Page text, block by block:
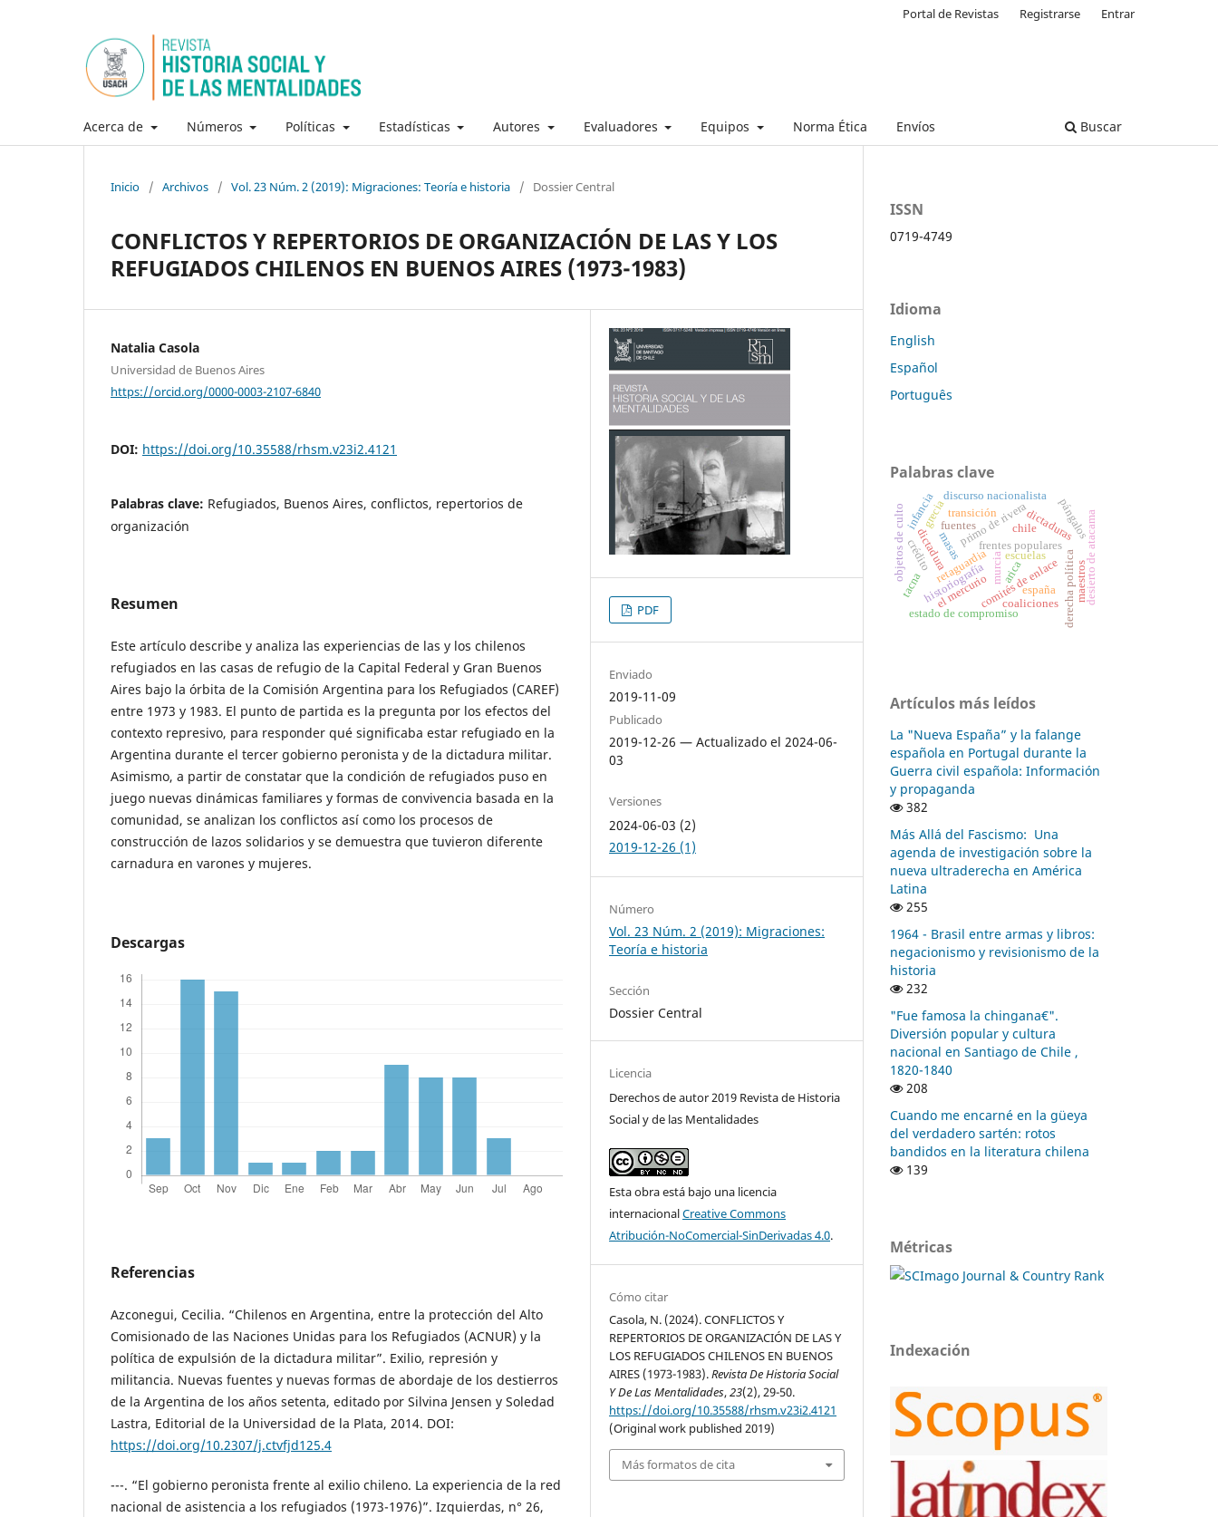
Acerca de Números Políticas Estadísticas Autores Evaluadores Equipos Norma Ética Envíos Buscar
Portal de Revistas Registrarse Entrar
Inicio / Archivos / Vol. 23 Núm. 2 (2019): Migraciones: Teoría e historia / Dossier Central
CONFLICTOS Y REPERTORIOS DE ORGANIZACIÓN DE LAS Y LOS
REFUGIADOS CHILENOS EN BUENOS AIRES (1973-1983)
Natalia Casola
Universidad de Buenos Aires
https://orcid.org/0000-0003-2107-6840
DOI: https://doi.org/10.35588/rhsm.v23i2.4121
Palabras clave: Refugiados, Buenos Aires, conflictos, repertorios de
organización
Resumen
Este artículo describe y analiza las experiencias de las y los chilenos
refugiados en las casas de refugio de la Capital Federal y Gran Buenos
Aires bajo la órbita de la Comisión Argentina para los Refugiados (CAREF)
entre 1973 y 1983. El punto de partida es la pregunta por los efectos del
contexto represivo, para responder qué significaba estar refugiado en la
Argentina durante el tercer gobierno peronista y de la dictadura militar.
Asimismo, a partir de constatar que la condición de refugiados puso en
juego nuevas dinámicas familiares y formas de convivencia basada en la
comunidad, se analizan los conflictos así como los procesos de
construcción de lazos solidarios y se demuestra que tuvieron diferente
carnadura en varones y mujeres.
Descargas
Referencias
Azconegui, Cecilia. “Chilenos en Argentina, entre la protección del Alto
Comisionado de las Naciones Unidas para los Refugiados (ACNUR) y la
política de expulsión de la dictadura militar”. Exilio, represión y
militancia. Nuevas fuentes y nuevas formas de abordaje de los destierros
de la Argentina de los años setenta, editado por Silvina Jensen y Soledad
Lastra, Editorial de la Universidad de la Plata, 2014. DOI:
https://doi.org/10.2307/j.ctvfjd125.4
---. “El gobierno peronista frente al exilio chileno. La experiencia de la red
nacional de asistencia a los refugiados (1973-1976)”. Izquierdas, n° 26,
PDF
Enviado
2019-11-09
Publicado
2019-12-26 — Actualizado el 2024-06-
03
Versiones
2024-06-03 (2)
2019-12-26 (1)
Número
Vol. 23 Núm. 2 (2019): Migraciones:
Teoría e historia
Sección
Dossier Central
Licencia
Derechos de autor 2019 Revista de Historia
Social y de las Mentalidades
Esta obra está bajo una licencia
internacionalCreative Commons
Atribución-NoComercial-SinDerivadas 4.0.
Cómo citar
Casola, N. (2024). CONFLICTOS Y
REPERTORIOS DE ORGANIZACIÓN DE LAS Y
LOS REFUGIADOS CHILENOS EN BUENOS
AIRES (1973-1983).Revista De Historia Social
Y De Las Mentalidades,23(2), 29-50.
https://doi.org/10.35588/rhsm.v23i2.4121
(Original work published 2019)
Más formatos de cita
ISSN
0719-4749
Idioma
English
Español
Português
Palabras clave
frentes populares
comités de enlace
murcia
retaguardia
historiografía
fuentes
dictadura
españa
primo de rivera
chiledictaduraspángalos
grecia
coaliciones
masas
derecha política
estado de compromiso
discurso nacionalista
transición
el mercurio
crédito escuelas desierto de atacama
infancia
maestros
arica
tacna
objetos de culto
Artículos más leídos
La "Nueva España” y la falange
española en Portugal durante la
Guerra civil española: Información
y propaganda
382
Más Allá del Fascismo: Una
agenda de investigación sobre la
nueva ultraderecha en América
Latina
255
1964 - Brasil entre armas y libros:
negacionismo y revisionismo de la
historia
232
"Fue famosa la chingana€".
Diversión popular y cultura
nacional en Santiago de Chile ,
1820-1840
208
Cuando me encarné en la güeya
del verdadero sartén: rotos
bandidos en la literatura chilena
139
Métricas
Indexación